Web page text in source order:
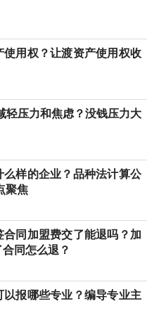
使用权？让渡资产使用权收
轻压力和焦虑？没钱压力大
么样的企业？品种法计算公
聚焦
合同加盟费交了能退吗？加
同怎么退？
以报哪些专业？编导专业主